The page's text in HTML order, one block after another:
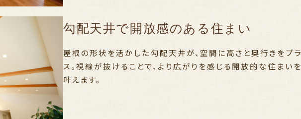
勾配天井で開放感のある住まい
屋根の形状を活かした勾配天井が、空間に高さと奥行きをプラ
ス。視線が抜けることで、より広がりを感じる開放的な住まいを
叶えます。